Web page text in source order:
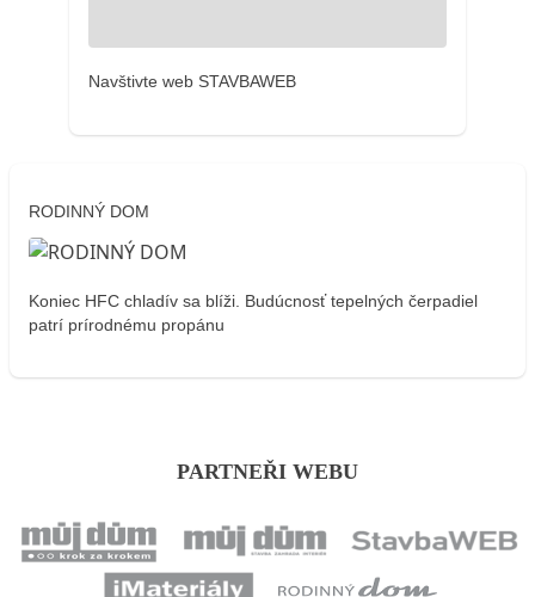
Navštivte web STAVBAWEB
RODINNÝ DOM
Koniec HFC chladív sa blíži. Budúcnosť tepelných čerpadiel
patrí prírodnému propánu
PARTNEŘI WEBU